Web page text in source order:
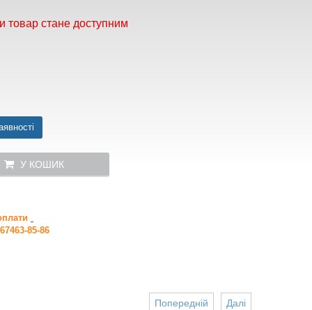
товар стане доступним
У КОШИК
85-86
Далі
Попередній